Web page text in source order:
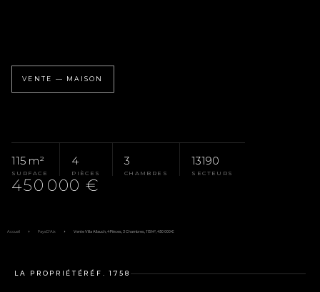
VENTE — MAISON
115 m²
SURFACE
4
PIÈCES
3
CHAMBRES
13190
SECTEURS
450 000 €
Accueil Pays D'Aix Vente Villa Allauch, 4 Pièces, 3 Chambres, 115 M², 450 000 €
LA PROPRIÉTÉ RÉF. 1758